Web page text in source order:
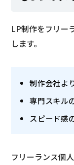
LP制作をフリー
します。
制作会社よ
専門スキル
スピード感
フリーランス個